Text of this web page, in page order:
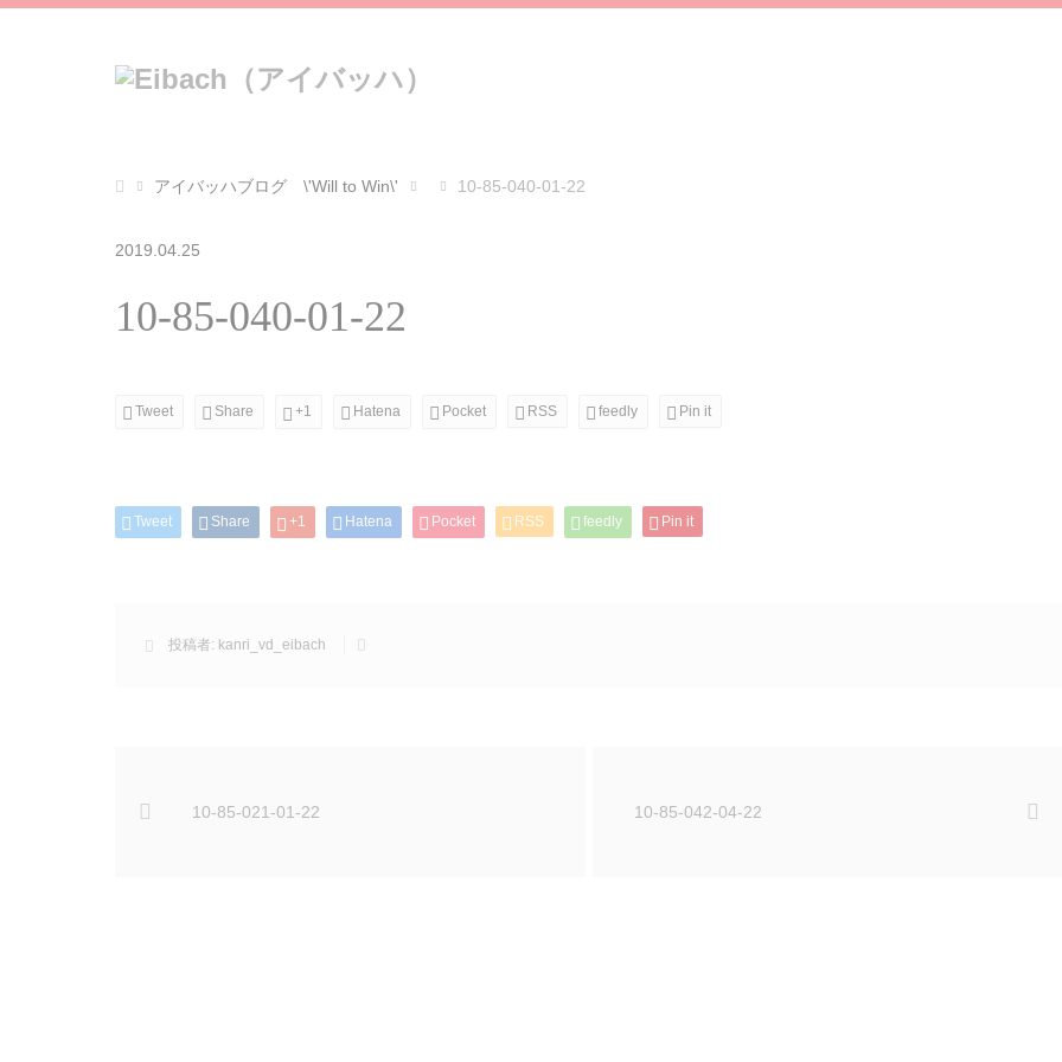
アイバッハブログ \'Will to Win\' 10-85-040-01-22
2019.04.25
10-85-040-01-22
Tweet Share +1 Hatena Pocket RSS feedly Pin it
Tweet Share +1 Hatena Pocket RSS feedly Pin it
投稿者: kanri_vd_eibach
10-85-021-01-22 10-85-042-04-22